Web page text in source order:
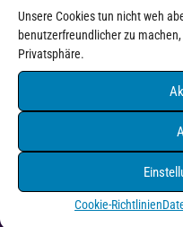
Unsere Cookies tun nicht weh
benutzerfreundlicher zu
Privatsphäre.
Cookie-Richtlinien
Druck+Medien Pforzheim
Tel. 07231/4550216
info@druckundmedien-